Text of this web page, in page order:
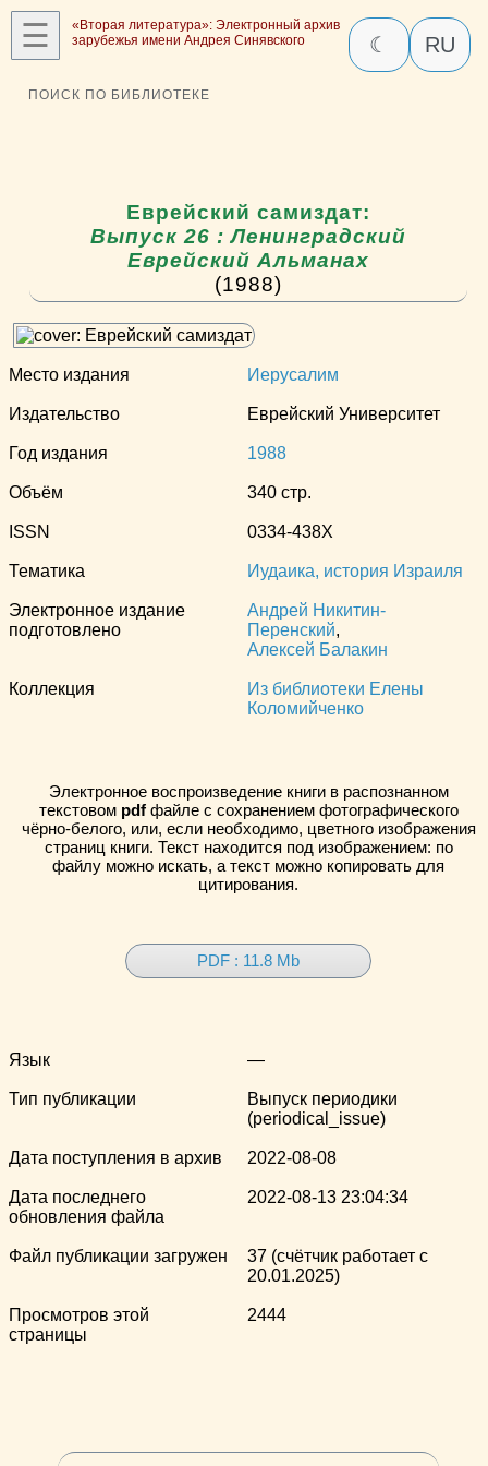
☰
«Вторая литература»: Электронный архив
зарубежья имени Андрея Синявского
☾ RU
ПОИСК ПО БИБЛИОТЕКЕ
Еврейский самиздат:
Выпуск 26 : Ленинградский
Еврейский Альманах
(1988)
Место издания Иерусалим
Издательство Еврейский Университет
Год издания 1988
Объём 340 стр.
ISSN 0334-438X
Тематика Иудаика, история Израиля
Электронное издание
подготовлено
Андрей Никитин-
Перенский,
Алексей Балакин
Коллекция
Из библиотеки Елены
Коломийченко
Электронное воспроизведение книги в распознанном
текстовом pdfфайле с сохранением фотографического
чёрно-белого, или, если необходимо, цветного изображения
страниц книги. Текст находится под изображением: по
файлу можно искать, а текст можно копировать для
цитирования.
PDF : 11.8 Mb
Язык —
Тип публикации
Выпуск периодики
(periodical_issue)
Дата поступления в архив 2022-08-08
Дата последнего
обновления файла
2022-08-13 23:04:34
Файл публикации загружен
37 (счётчик работает с
20.01.2025)
Просмотров этой
страницы
2444